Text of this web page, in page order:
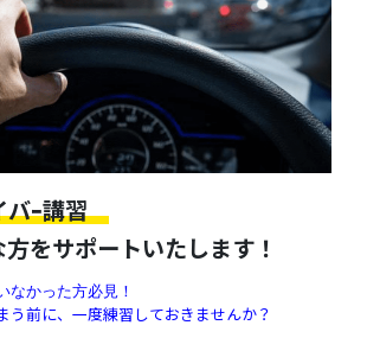
バｰ講習
をサポートいたします！
なかった方必見！
う前に、一度練習しておきませんか？